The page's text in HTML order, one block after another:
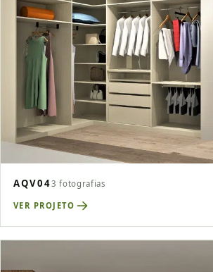
AQV043 fotografias
VER PROJETO